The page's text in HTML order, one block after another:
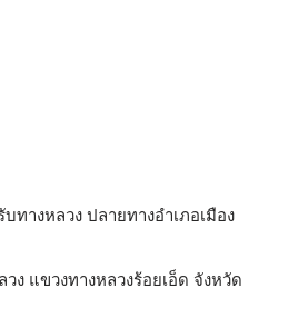
ทางหลวง ปลายทางอำเภอเมือง
ง แขวงทางหลวงร้อยเอ็ด จังหวัด